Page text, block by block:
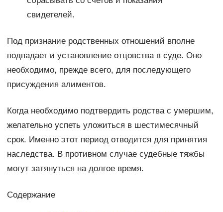
свидетелей.
Под признание родственных отношений вполне
подпадает и установление отцовства в суде. Оно
необходимо, прежде всего, для последующего
присуждения алиментов.
Когда необходимо подтвердить родства с умершим,
желательно успеть уложиться в шестимесячный
срок. Именно этот период отводится для принятия
наследства. В противном случае судебные тяжбы
могут затянуться на долгое время.
Содержание